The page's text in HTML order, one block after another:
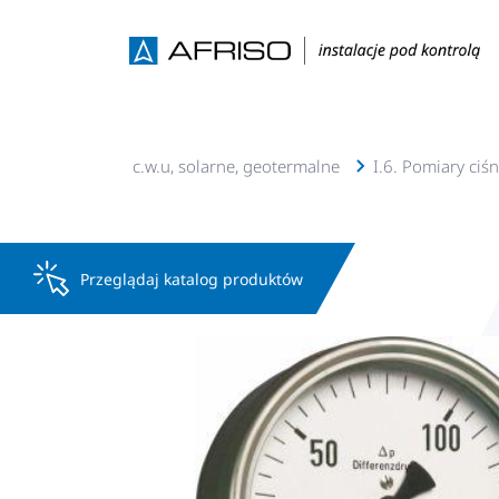
I. Instalacje c.o., c.w.u, solarne, geotermalne I.6. Pomiary
Przeglądaj katalog produktów